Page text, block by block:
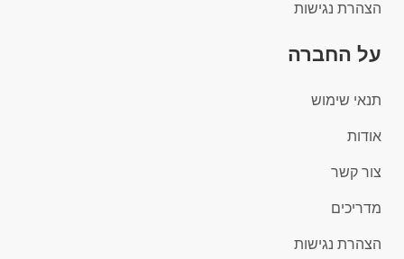
הצהרת נגישות
על החברה
תנאי שימוש
אודות
צור קשר
מדריכים
הצהרת נגישות